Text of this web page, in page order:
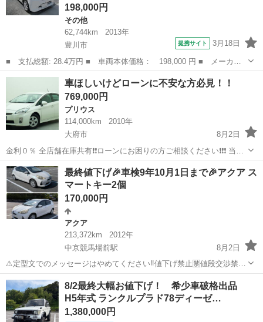
198,000円
その他
62,744km
2013年
豊川市
提携サイト 3月18日
■ 支払総額: 28.4万円 ■ 車両本体価格： 198,000 円 ■ メーカー
名： トヨタ ■ 車種名： ピクシスエポック ■ グレード名：
Ｄ アイドリングストップ アルミホイール 県外ナンバー登録有
■ 排気量： ...
愛知 豊川市
車ほしいけどローンに不安な方必見！！
769,000円
プリウス
114,000km
2010年
大府市
8月2日
金利０％ 全店舗在庫共有❗️❗️ローンにお困りの方ご相談ください❗️❗️❗️ 当店
の自社ローンは 👉審査通過率95％❗️ さらに… 👉総額150万円までのお
車なら【頭金0円OK】✨ 「今は無理かも…」と...
愛知 大府市 プリウス ローン
最終値下げ🎉車検9年10月1日まで🎉アクア ス
マートキー2個
170,000円
アクア
213,372km
2012年
中京競馬場前駅
8月2日
⚠️定型文でのメッセージはやめてください‼️値下げ禁止🈲値段交渉禁止
🈲です‼️定型文 値下げ 値段交渉してきた方は 説明文読んで無いのでブ
ロックします‼️⚠️ 説明文読まない人と取引しません‼️ H24年式 アクア
グ...
愛知 豊明市 中京競馬場前駅 アクア スマート
8/2最終大幅お値下げ！ 希少車破格出品
H5年式 ランクルプラド78ディーゼ…
1,380,000円